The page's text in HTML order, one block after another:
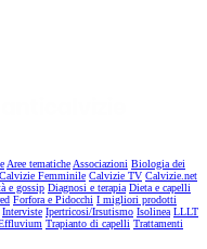
Aree tematicheAssociazioni Biologia dei
Calvizie Femminile Calvizie TV Calvizie.net
e gossip Diagnosi e terapia Dieta e capelli
Forfora e Pidocchi I migliori prodotti
Interviste Ipertricosi/Irsutismo Isolinea LLLT
Trapianto di capelli Trattamenti